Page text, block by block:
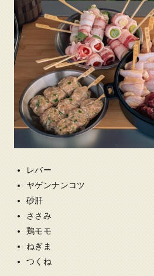
レバー
ヤゲンナンコツ
砂肝
ささみ
鶏モモ
ねぎま
つくね